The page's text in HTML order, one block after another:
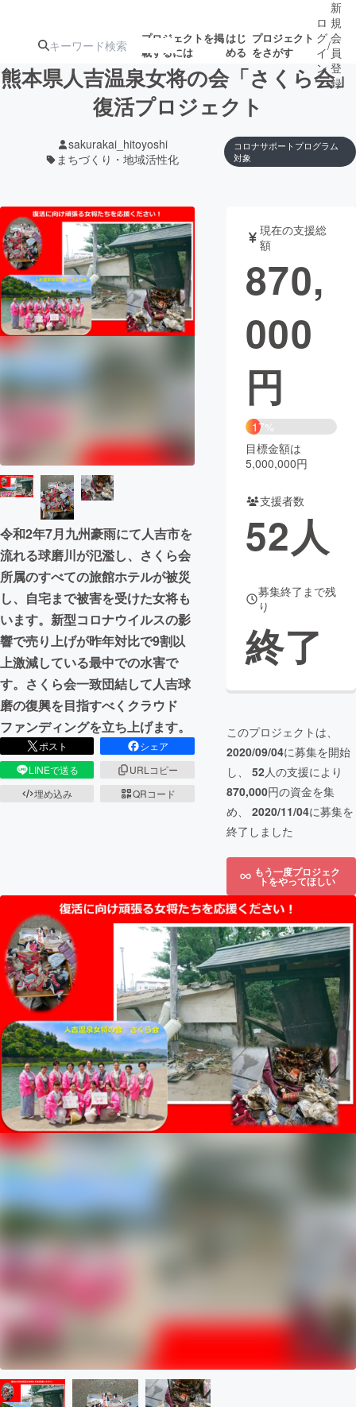
プロジェクトを掲
載するには
はじ
める
プロジェクト
をさがす
ターン
ジェクト
募集終了が近いプ
ロジェクト
もうすぐ公開
されます
アート・写真
テクノロジー・ガジェット
映像・映画 書籍・雑誌
チャレンジ
CAMPFIRE for Social Good
CAMPFIRE Creation
CAMPFIREふるさと納税machi-ya コミュニティ
ロ
グ
イ
ン
/
新
規
会
員
登
録
熊本県人吉温泉女将の会「さくら会」
復活プロジェクト
sakurakai_hitoyoshi
まちづくり・地域活性化
コロナサポートプログラム
対象
令和2年7月九州豪雨にて人吉市を
流れる球磨川が氾濫し、さくら会
所属のすべての旅館ホテルが被災
し、自宅まで被害を受けた女将も
います。新型コロナウイルスの影
響で売り上げが昨年対比で9割以
上激減している最中での水害で
す。さくら会一致団結して人吉球
磨の復興を目指すべくクラウド
ファンディングを立ち上げます。
ポスト
シェア
LINEで送る
URLコピー
埋め込み
QRコード
現在の支援総
額
870,
000
円
17%
目標金額は
5,000,000円
支援者数
52人
募集終了まで残
り
終了
このプロジェクトは、
2020/09/04に募集を開始
し、 52人の支援により
870,000円の資金を集
め、 2020/11/04に募集を
終了しました
もう一度プロジェク
トをやってほしい